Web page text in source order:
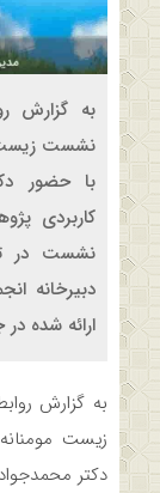
به گزارش
نشست زیست
با حضور
کاربردی
دبیرخانه
ارائه شده
به گزارش
زیست
دکتر